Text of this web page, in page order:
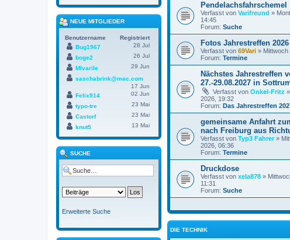
Pendelachsfahrschemel
Verfasst von Varifreund »
14:45
Forum: Suche
Fotos Jahrestreffen 2026
Verfasst von 69Vari » Mittwoch
Forum: Termine
Nächstes Jahrestreffen
27.-29.08.2027 in
Verfasst von Onkel-Fritz
2026, 19:32
Forum: Das Jahrestreffen
gemeinsame Anfahrt
nach Freiburg aus
Verfasst von Typ3 Fahrer »
2026, 06:36
Forum: Termine
Druckdose
Verfasst von xela878 »
11:31
Forum: Suche
DIE TECHNIK
NEUE MITGLIEDER
Benutzername
Registriert
Bug1967
28 Jul
boge2
26 Jul
Mivarile
29 Jun
saschabrink@mac.com
17 Jun
Felix914
02 Jun
typo-tre
23 Mai
Castorf
23 Mai
knut5
13 Mai
SUCHE
Erweiterte Suche